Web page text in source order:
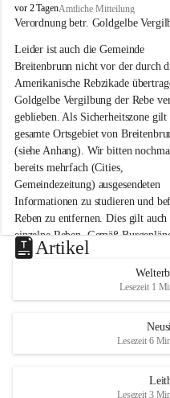
B
r
i
t
e
n
b
r
u
n
n
a
m
N
e
u
s
d
S
vor 2 TagenAmtliche Mitteilung
Verordnung betr. Goldgelbe
Leider ist auch die Gemeinde
Breitenbrunn nicht vor der durch
Amerikanische Rebzikade
Goldgelbe Vergilbung der Rebe
geblieben. Als Sicherheitszone gilt
gesamte Ortsgebiet von
(siehe Anhang). Wir bitten
bereits mehrfach (Cities,
Gemeindezeitung) ausgesendeten
Informationen zu studieren und
Reben zu entfernen. Dies gilt
einzelne Reben. Gemäß
Weinbaugesetz sind nicht gepflegte
unzulässige Weingärten zu
helfen wir zusammen um unsere
vor den prognostizierten
und den daraus folgenden
Artikel
Lesezeit 1
Lesezeit 6
Lesezeit 3